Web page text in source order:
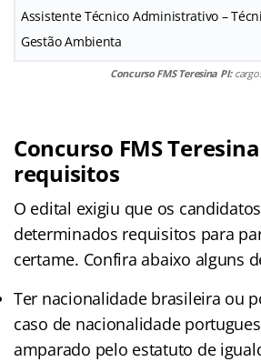
Assistente Técnico Administrativo –
Gestão Ambienta
Concurso FMS Teresina PI:
Concurso FMS
requisitos
O edital exigiu que os
determinados requisitos para
certame. Confira abaixo alguns
Ter nacionalidade brasileira ou
caso de nacionalidade
amparado pelo estatuto de